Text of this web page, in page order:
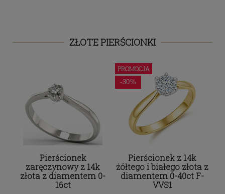
ZŁOTE PIERŚCIONKI
Pierścionek
zaręczynowy z 14k
złota z diamentem 0-
16ct
Pierścionek z 14k
żółtego i białego złota z
diamentem 0-40ct F-
VVS1
-30%
PROMOCJA